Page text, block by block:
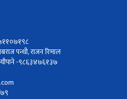
पन्थी, राजन रिमाल
-९८६३४७६१३७